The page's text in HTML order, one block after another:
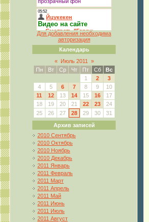
Для добавления необходима
авторизация
Календарь
«
Июль 2011
»
Пн
Вт Ср Чт Пт Сб
Вс
1
2
3
4
5 6 7 8 9
10
11
12 13 14 15 16
17
18
19 20 21 22 23
24
25
26 27 28 29 30
31
Архив записей
2010 Сентябрь
2010 Октябрь
2010 Ноябрь
2010 Декабрь
2011 Январь
2011 Февраль
2011 Март
2011 Апрель
2011 Май
2011 Июнь
2011 Июль
2011 Август